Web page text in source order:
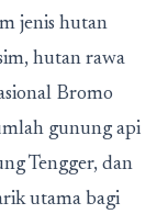
jenis hutan
hutan rawa
Bromo
gunung api
Tengger, dan
utama bagi